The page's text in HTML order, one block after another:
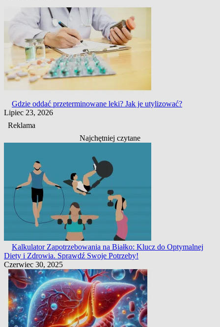
Gdzie oddać przeterminowane leki? Jak je utylizować?
Lipiec 23, 2026
Reklama
Najchętniej czytane
Kalkulator Zapotrzebowania na Białko: Klucz do Optymalnej
Diety i Zdrowia. Sprawdź Swoje Potrzeby!
Czerwiec 30, 2025